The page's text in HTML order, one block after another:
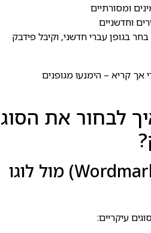
ומסורתיים
וחדשניים
בגופן עברי חדשני, וקיבל פידבק
אך קריא – הימנעו מגופנים
לבחור את הסוג
לוגו טקסטואלי (Wordmark) מול לוגו
עיקריים: